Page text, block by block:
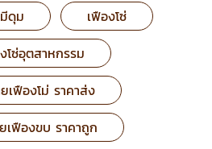
ดุม
เฟืองโซ่
โซ่อุตสาหกรรม
เฟืองโม่ ราคาส่ง
เฟืองขบ ราคาถูก